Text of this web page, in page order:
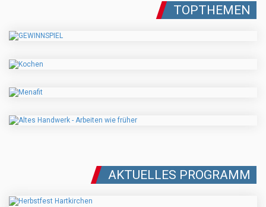
TOPTHEMEN
AKTUELLES PROGRAMM